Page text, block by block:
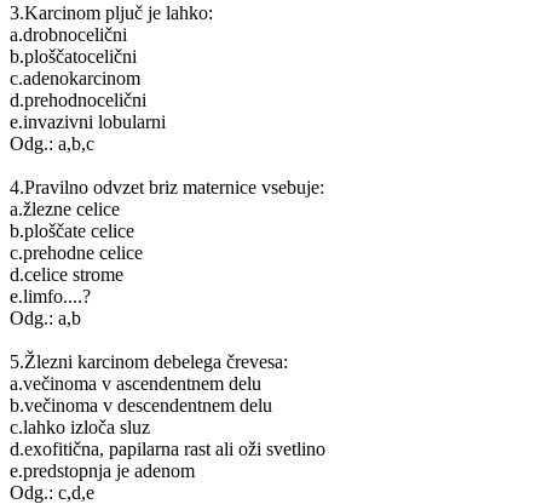
3.Karcinom pljuč je lahko:
a.drobnocelični
b.ploščatocelični
c.adenokarcinom
d.prehodnocelični
e.invazivni lobularni
Odg.: a,b,c
4.Pravilno odvzet briz maternice vsebuje:
a.žlezne celice
b.ploščate celice
c.prehodne celice
d.celice strome
e.limfo....?
Odg.: a,b
5.Žlezni karcinom debelega črevesa:
a.večinoma v ascendentnem delu
b.večinoma v descendentnem delu
c.lahko izloča sluz
d.exofitična, papilarna rast ali oži svetlino
e.predstopnja je adenom
Odg.: c,d,e